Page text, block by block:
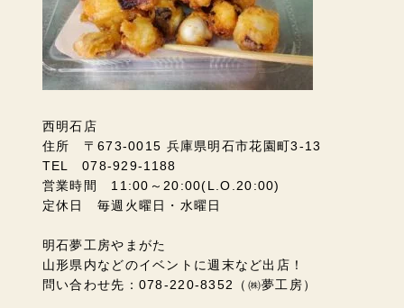
西明石店
住所 〒673-0015 兵庫県明石市花園町3-13
TEL 078-929-1188
営業時間 11:00～20:00(L.O.20:00)
定休日 毎週火曜日・水曜日
明石夢工房やまがた
山形県内などのイベントに週末など出店！
問い合わせ先：078-220-8352（㈱夢工房）